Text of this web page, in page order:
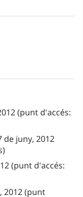
(punt d'accés:
de juny, 2012
(punt d'accés:
2012 (punt